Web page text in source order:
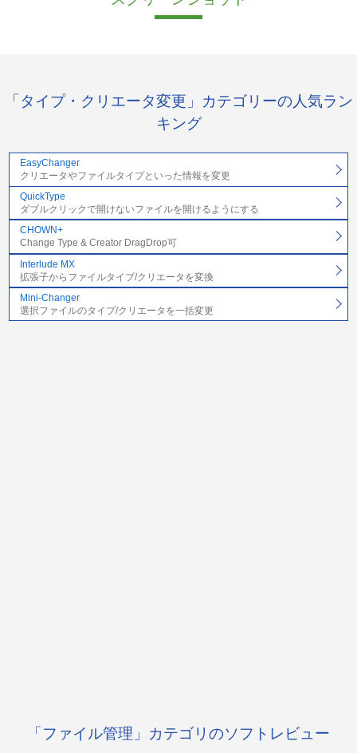
「タイプ・クリエータ変更」カテゴリーの人気ラン
キング
EasyChanger
クリエータやファイルタイプといった情報を変更
QuickType
ダブルクリックで開けないファイルを開けるようにする
CHOWN+
Change Type & Creator DragDrop可
Interlude MX
拡張子からファイルタイプ/クリエータを変換
Mini-Changer
選択ファイルのタイプ/クリエータを一括変更
「ファイル管理」カテゴリのソフトレビュー